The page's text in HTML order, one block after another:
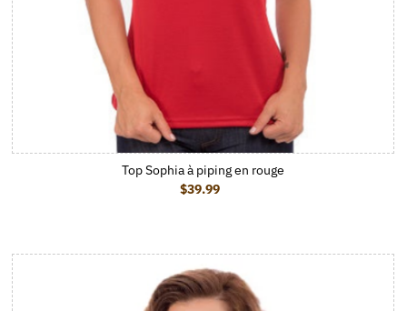
Top Sophia à piping en rouge
Prix ordinaire
$39.99